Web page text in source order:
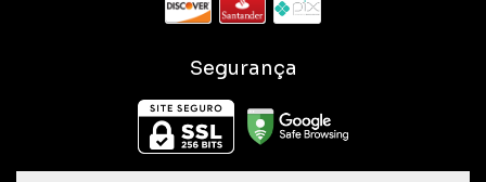
Segurança